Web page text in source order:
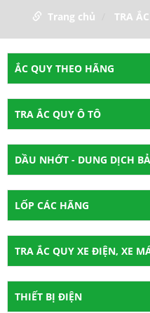
Trang chủ TRA
ẮC QUY THEO HÃNG
TRA ẮC QUY Ô TÔ
DẦU NHỚT - DUNG DỊCH
LỐP CÁC HÃNG
TRA ẮC QUY XE ĐIỆN, XE
THIẾT BỊ ĐIỆN